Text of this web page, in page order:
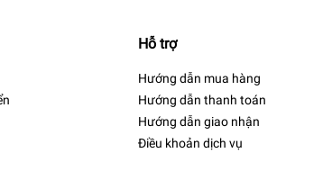
Hỗ trợ
Hướng dẫn mua hàng
Hướng dẫn thanh toán
Hướng dẫn giao nhận
Điều khoản dịch vụ